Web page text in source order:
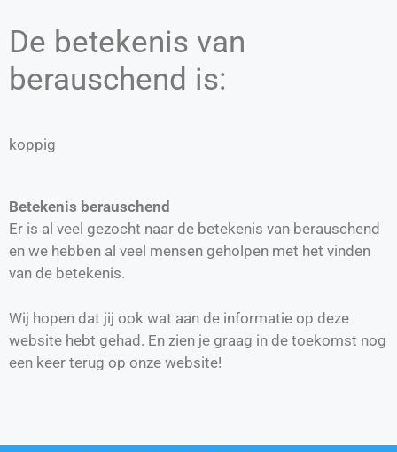
De betekenis van
berauschend is:
koppig
Betekenis berauschend
Er is al veel gezocht naar de betekenis van berauschend
en we hebben al veel mensen geholpen met het vinden
van de betekenis.
Wij hopen dat jij ook wat aan de informatie op deze
website hebt gehad. En zien je graag in de toekomst nog
een keer terug op onze website!